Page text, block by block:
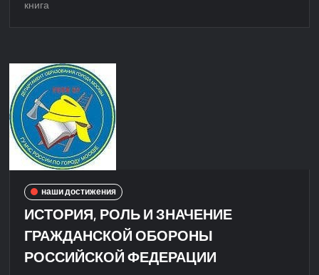
книга
наши достижения
ИСТОРИЯ, РОЛЬ И ЗНАЧЕНИЕ
ГРАЖДАНСКОЙ ОБОРОНЫ
РОССИЙСКОЙ ФЕДЕРАЦИИ